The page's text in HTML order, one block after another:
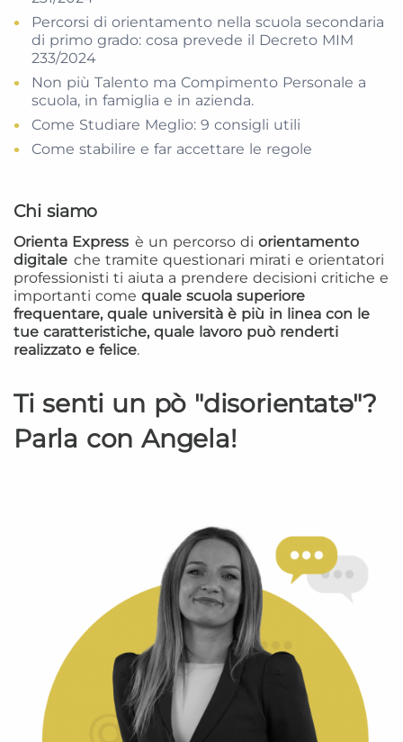
Percorsi di orientamento nella scuola secondaria
di primo grado: cosa prevede il Decreto MIM
233/2024
Non più Talento ma Compimento Personale a
scuola, in famiglia e in azienda.
Come Studiare Meglio: 9 consigli utili
Come stabilire e far accettare le regole
Chi siamo
Orienta Express è un percorso di orientamento
digitale che tramite questionari mirati e orientatori
professionisti ti aiuta a prendere decisioni critiche e
importanti come quale scuola superiore
frequentare, quale università è più in linea con le
tue caratteristiche, quale lavoro può renderti
realizzato e felice.
Ti senti un pò "disorientatə"?
Parla con Angela!